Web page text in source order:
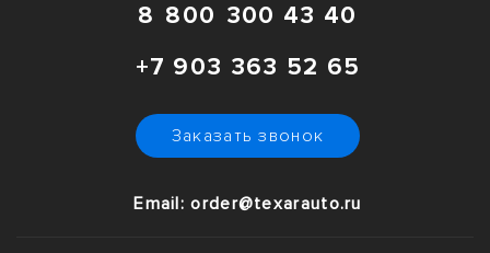
8 800 300 43 40
+7 903 363 52 65
Заказать звонок
Email: order@texarauto.ru